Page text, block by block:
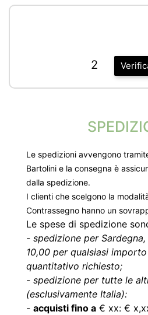
2
Le spedizioni avvengono
Bartolini e la consegna è
dalla spedizione.
I clienti che scelgono la
Contrassegno hanno un
Le spese di spedizione
- spedizione per
10,00 per qualsiasi
quantitativo richiesto;
- spedizione per tutte le
(esclusivamente Italia):
- acquisti fino a € xx: €